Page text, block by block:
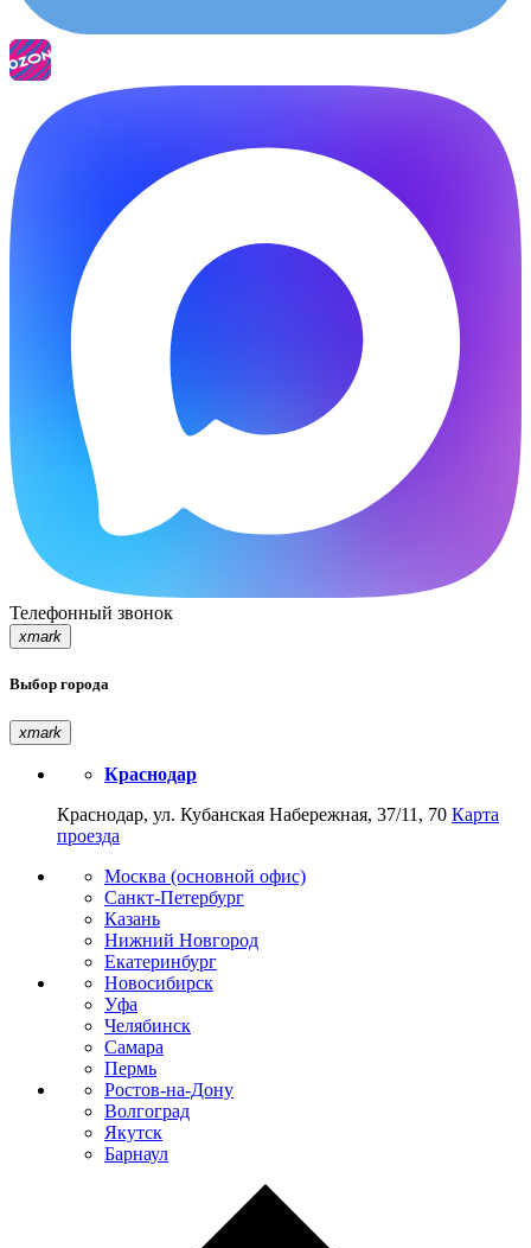
Телефонный звонок
xmark
Выбор города
xmark
Краснодар
Краснодар, ул. Кубанская Набережная, 37/11, 70 Карта
проезда
Москва (основной офис)
Санкт-Петербург
Казань
Нижний Новгород
Екатеринбург
Новосибирск
Уфа
Челябинск
Самара
Пермь
Ростов-на-Дону
Волгоград
Якутск
Барнаул